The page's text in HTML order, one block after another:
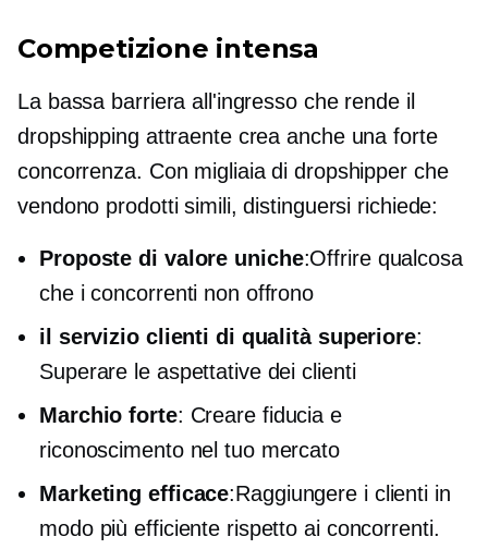
Competizione intensa
La bassa barriera all'ingresso che rende il
dropshipping attraente crea anche una forte
concorrenza. Con migliaia di dropshipper che
vendono prodotti simili, distinguersi richiede:
Proposte di valore uniche:Offrire qualcosa
che i concorrenti non offrono
il servizio clienti di qualità superiore:
Superare le aspettative dei clienti
Marchio forte: Creare fiducia e
riconoscimento nel tuo mercato
Marketing efficace:Raggiungere i clienti in
modo più efficiente rispetto ai concorrenti.